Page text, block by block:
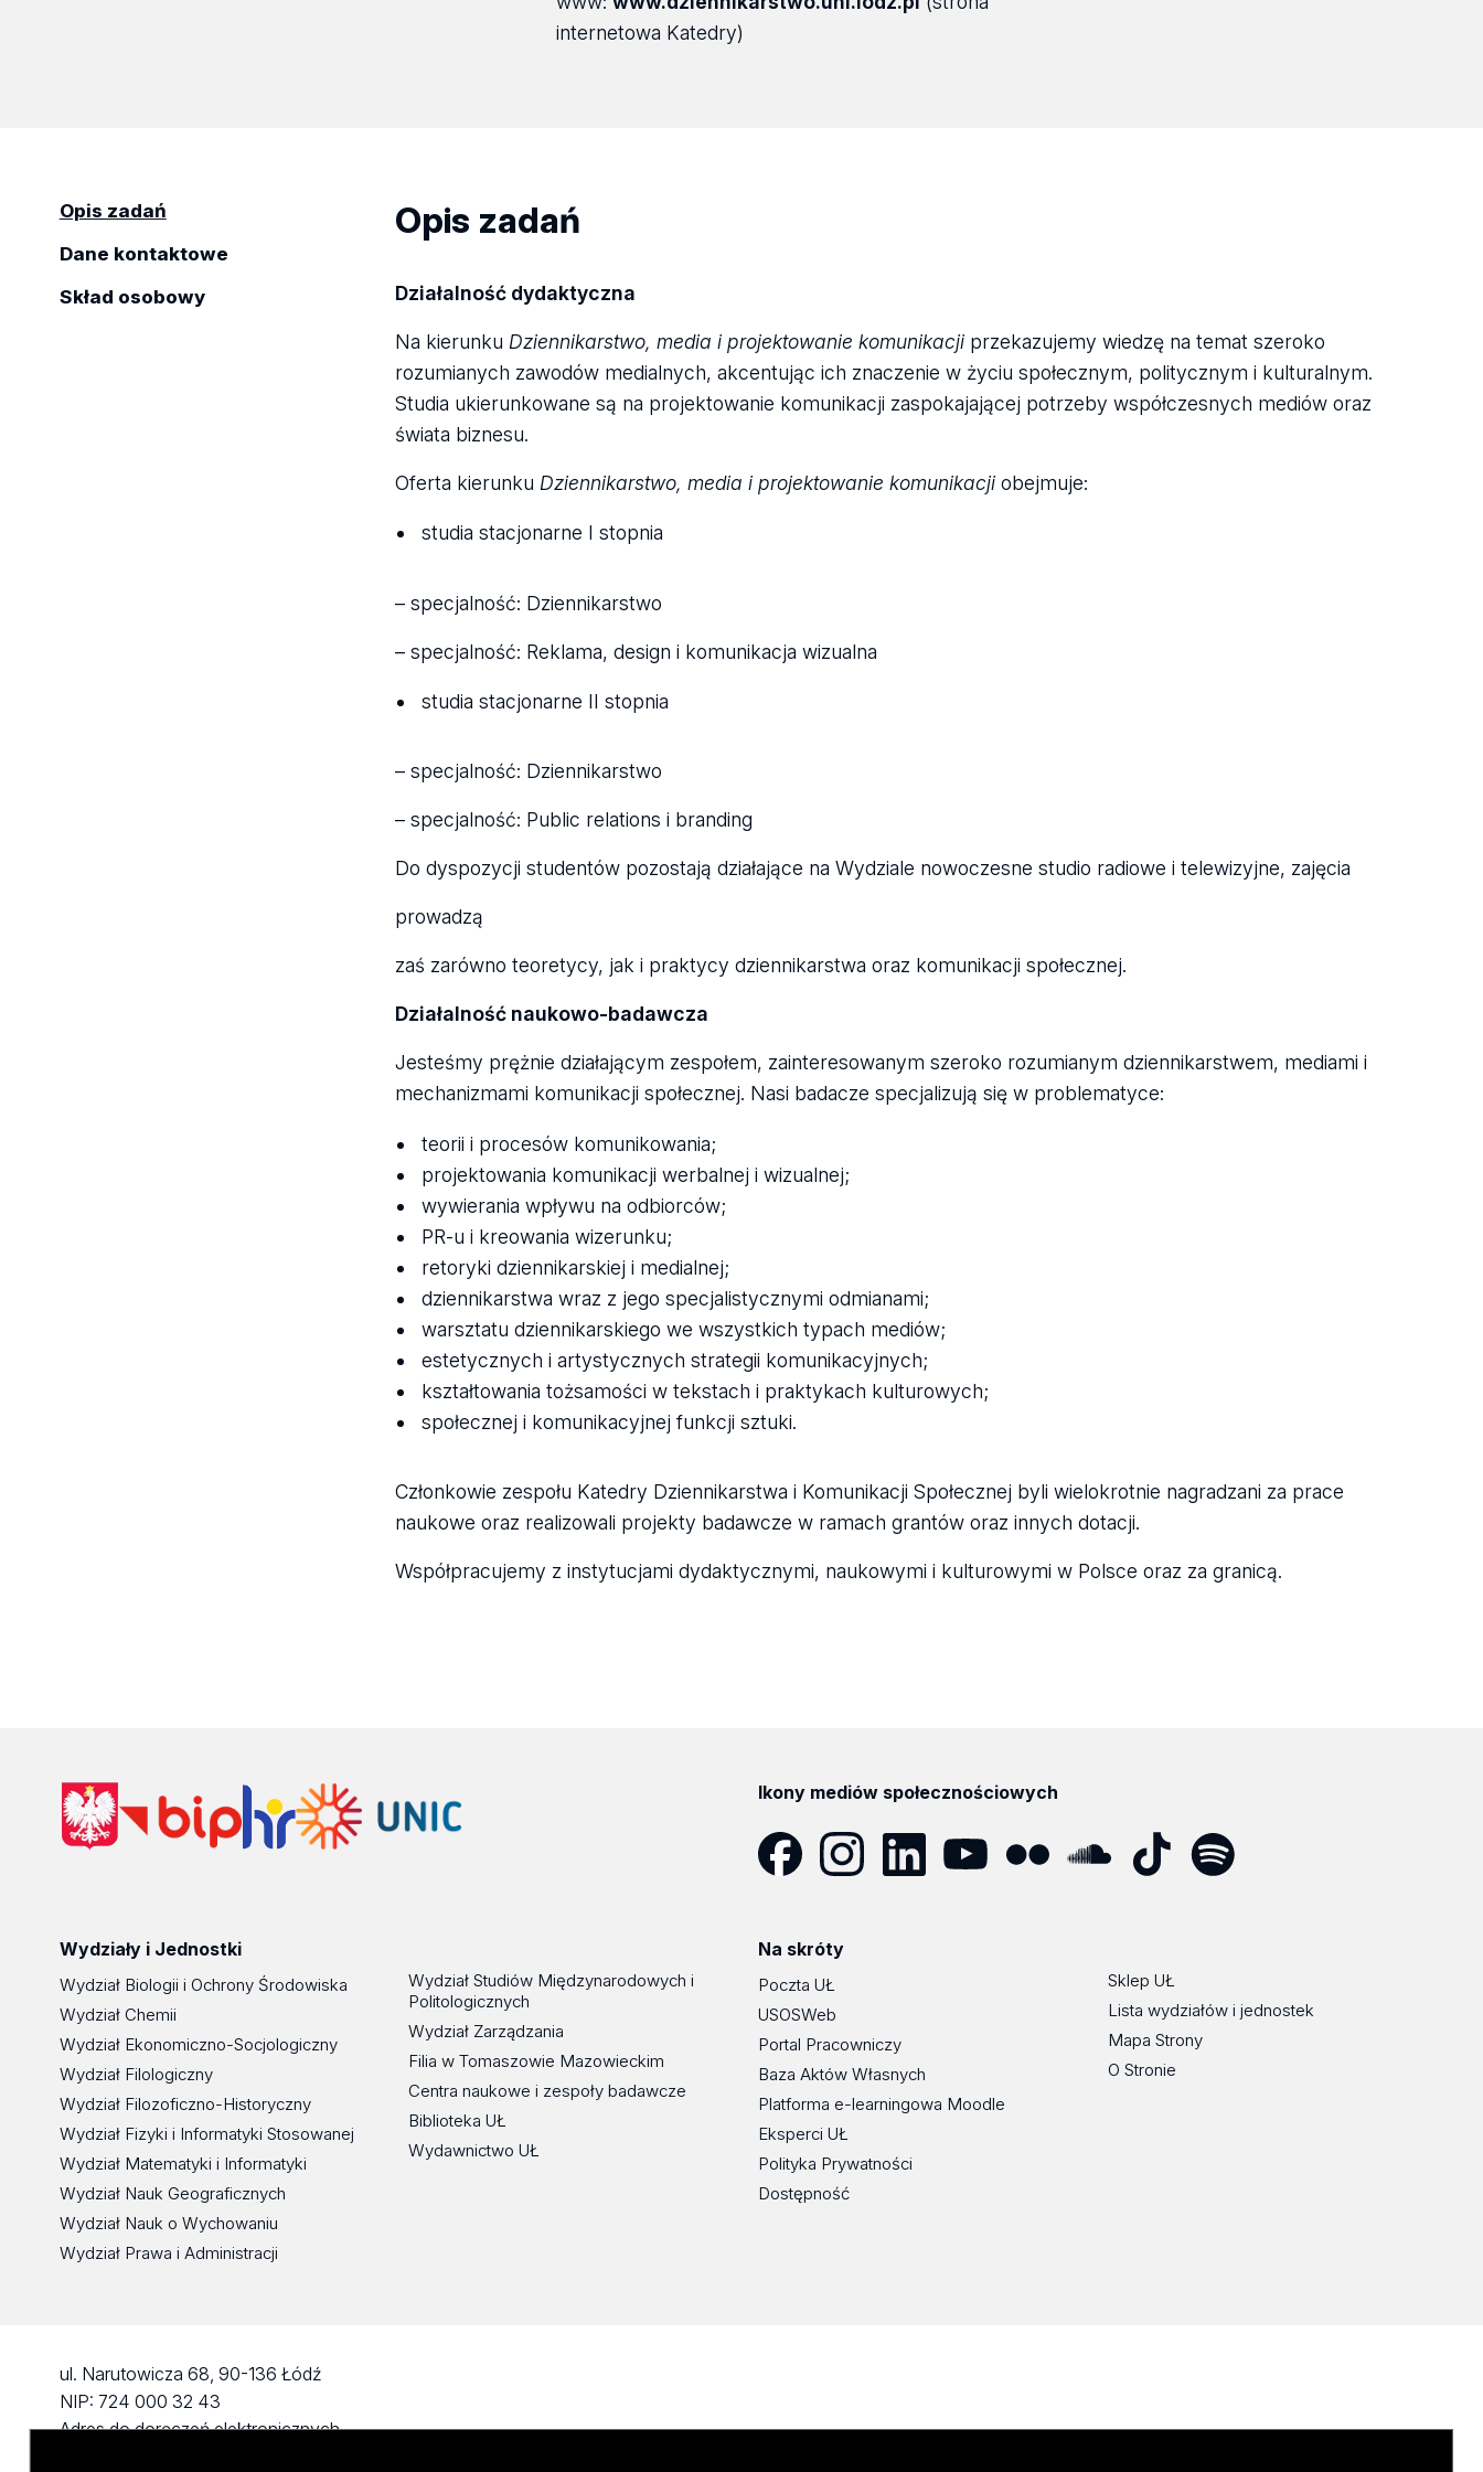
internetowa Katedry)
Opis zadań
Dane kontaktowe
Skład osobowy
Opis zadań
Działalność dydaktyczna
Na kierunku Dziennikarstwo, media i projektowanie komunikacji przekazujemy wiedzę na temat szeroko
rozumianych zawodów medialnych, akcentując ich znaczenie w życiu społecznym, politycznym i kulturalnym.
Studia ukierunkowane są na projektowanie komunikacji zaspokajającej potrzeby współczesnych mediów oraz
świata biznesu.
Oferta kierunku Dziennikarstwo, media i projektowanie komunikacjiobejmuje:
studia stacjonarne I stopnia
– specjalność: Dziennikarstwo
– specjalność: Reklama, design i komunikacja wizualna
studia stacjonarne II stopnia
– specjalność: Dziennikarstwo
– specjalność: Public relations i branding
Do dyspozycji studentów pozostają działające na Wydziale nowoczesne studio radiowe i telewizyjne, zajęcia
prowadzą
zaś zarówno teoretycy, jak i praktycy dziennikarstwa oraz komunikacji społecznej.
Działalność naukowo-badawcza
Jesteśmy prężnie działającym zespołem, zainteresowanym szeroko rozumianym dziennikarstwem, mediami i
mechanizmami komunikacji społecznej. Nasi badacze specjalizują się w problematyce:
teorii i procesów komunikowania;
projektowania komunikacji werbalnej i wizualnej;
wywierania wpływu na odbiorców;
PR-u i kreowania wizerunku;
retoryki dziennikarskiej i medialnej;
dziennikarstwa wraz z jego specjalistycznymi odmianami;
warsztatu dziennikarskiego we wszystkich typach mediów;
estetycznych i artystycznych strategii komunikacyjnych;
kształtowania tożsamości w tekstach i praktykach kulturowych;
społecznej i komunikacyjnej funkcji sztuki.
Członkowie zespołu Katedry Dziennikarstwa i Komunikacji Społecznej byli wielokrotnie nagradzani za prace
naukowe oraz realizowali projekty badawcze w ramach grantów oraz innych dotacji.
Współpracujemy z instytucjami dydaktycznymi, naukowymi i kulturowymi w Polsce oraz za granicą.
Ikony mediów społecznościowych
Wydziały i Jednostki
Wydział Biologii i Ochrony Środowiska
Wydział Chemii
Wydział Ekonomiczno-Socjologiczny
Wydział Filologiczny
Wydział Filozoficzno-Historyczny
Wydział Fizyki i Informatyki Stosowanej
Wydział Matematyki i Informatyki
Wydział Nauk Geograficznych
Wydział Nauk o Wychowaniu
Wydział Prawa i Administracji
Wydział Studiów Międzynarodowych i
Politologicznych
Wydział Zarządzania
Filia w Tomaszowie Mazowieckim
Centra naukowe i zespoły badawcze
Biblioteka UŁ
Wydawnictwo UŁ
Na skróty
Poczta UŁ
USOSWeb
Portal Pracowniczy
Baza Aktów Własnych
Platforma e-learningowa Moodle
Eksperci UŁ
Polityka Prywatności
Dostępność
Sklep UŁ
Lista wydziałów i jednostek
Mapa Strony
O Stronie
ul. Narutowicza 68, 90-136 Łódź
NIP: 724 000 32 43
Adres do doręczeń elektronicznych